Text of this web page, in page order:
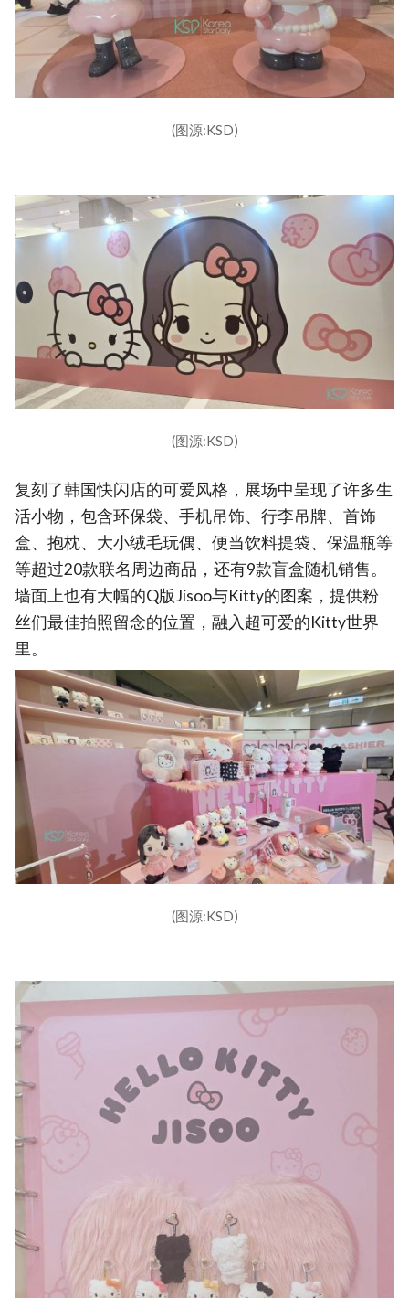
(图源:KSD)
(图源:KSD)
复刻了韩国快闪店的可爱风格，展场中呈现了许多生
活小物，包含环保袋、手机吊饰、行李吊牌、首饰
盒、抱枕、大小绒毛玩偶、便当饮料提袋、保温瓶等
等超过20款联名周边商品，还有9款盲盒随机销售。
墙面上也有大幅的Q版Jisoo与Kitty的图案，提供粉
丝们最佳拍照留念的位置，融入超可爱的Kitty世界
里。
(图源:KSD)